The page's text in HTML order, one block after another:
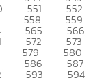
551 552
558 559
565 566
572 573
579 580
586 587
593 594